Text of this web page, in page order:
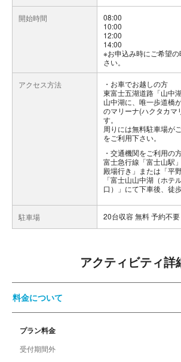
開始時間
08:00
10:00
12:00
14:00
※お申込み時にご希望
さい。
アクセス方法
お車でお越しの方
東富士五湖道路「山中
山中湖に、唯一歩道橋
のマリーナ(ハクタカマ
す。
周りには無料駐車場が
をご利用下さい。
交通機関をご利用の
富士急行線「富士山駅
殿場行き」または「平
「富士山山中湖（ホテ
口）」にて下車後、徒
駐車場 20台収容 無料 予約不要
アクティビティ詳
料金について
プラン料金
受付期間外